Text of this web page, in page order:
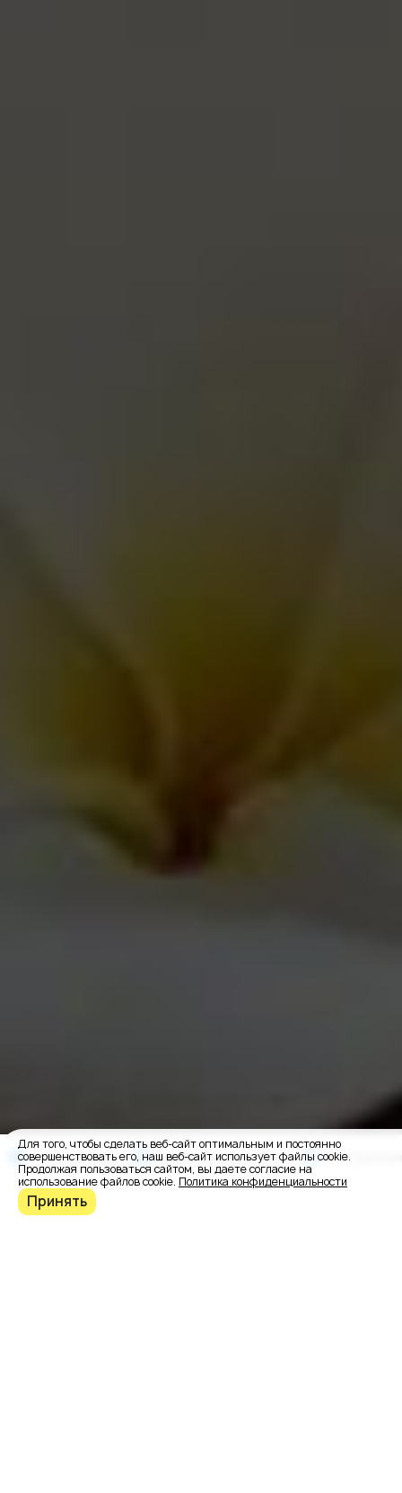
Для того, чтобы сделать веб-сайт оптимальным и постоянно
совершенствовать его, наш веб-сайт использует файлы cookie.
Продолжая пользоваться сайтом, вы даете согласие на
использование файлов cookie. Политика конфиденциальности
Принять
О заказчике Варианты дизайна